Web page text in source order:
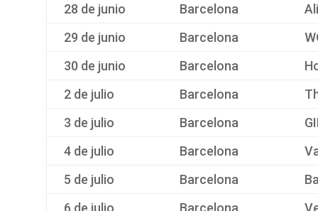
28 de junio
Barcelona
29 de junio
Barcelona
30 de junio
Barcelona
2 de julio
Barcelona
3 de julio
Barcelona
4 de julio
Barcelona
5 de julio
Barcelona
6 de julio
Barcelona